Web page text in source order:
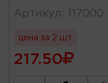
Артикул : 117000
цена за 2 шт
217.50